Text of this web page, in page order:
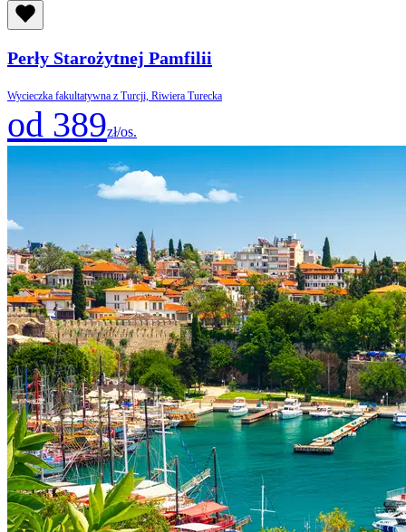
Perły Starożytnej Pamfilii
Wycieczka fakultatywna z Turcji, Riwiera Turecka
od 389zł/os.